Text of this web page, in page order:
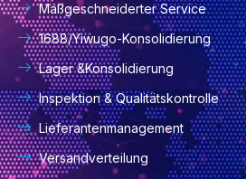
Maßgeschneiderter Service
1688/Yiwugo-Konsolidierung
Lager &Konsolidierung
Inspektion & Qualitätskontrolle
Lieferantenmanagement
Versandverteilung